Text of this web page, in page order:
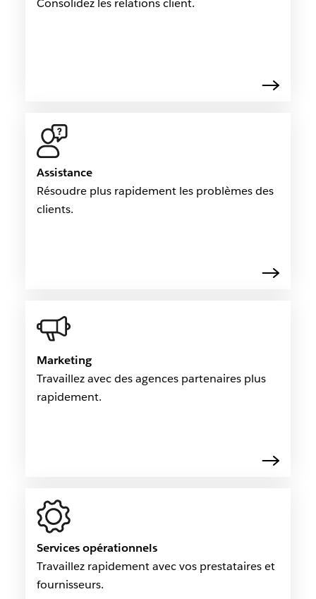
Consolidez les relations client.
Assistance
Résoudre plus rapidement les problèmes des
clients.
Marketing
Travaillez avec des agences partenaires plus
rapidement.
Services opérationnels
Travaillez rapidement avec vos prestataires et
fournisseurs.